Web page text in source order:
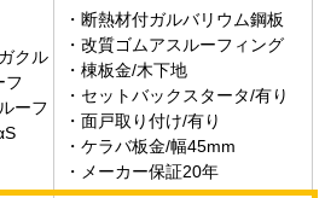
クル
フ
ーフ
・断熱材付ガルバリウム鋼板
・改質ゴムアスルーフィング
・棟板金/木下地
・セットバックスタータ/有り
・面戸取り付け/有り
・ケラバ板金/幅45mm
・メーカー保証20年